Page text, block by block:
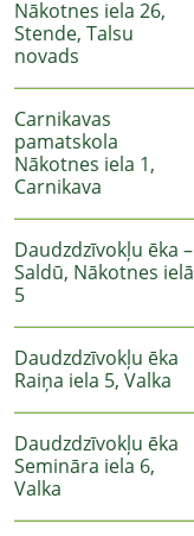
Nākotnes iela 26,
Stende, Talsu
novads
Carnikavas
pamatskola
Nākotnes iela 1,
Carnikava
Daudzdzīvokļu ēka –
Saldū, Nākotnes ielā
5
Daudzdzīvokļu ēka
Raiņa iela 5, Valka
Daudzdzīvokļu ēka
Semināra iela 6,
Valka